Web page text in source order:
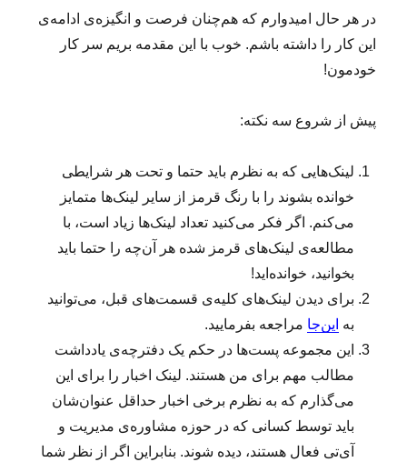
در هر حال امیدوارم که هم‌چنان فرصت و انگیزه‌ی ادامه‌ی
این کار را داشته باشم. خوب با این مقدمه بریم سر کار
خودمون!
پیش از شروع سه نکته:
لینک‌هایی که به نظرم باید حتما و تحت هر شرایطی
خوانده بشوند را با رنگ قرمز از سایر لینک‌ها متمایز
می‌کنم. اگر فکر می‌کنید تعداد لینک‌ها زیاد است، با
مطالعه‌ی لینک‌های قرمز شده هر آن‌چه را حتما باید
بخوانید، خوانده‌اید!
برای دیدن لینک‌های کلیه‌ی قسمت‌های قبل، می‌توانید
به این‌جا مراجعه بفرمایید.
این مجموعه پست‌ها در حکم یک دفترچه‌ی یادداشت
مطالب مهم برای من هستند. لینک اخبار را برای این
می‌گذارم که به نظرم برخی اخبار حداقل عنوان‌شان
باید توسط کسانی که در حوزه مشاور‌ه‌ی مدیریت و
آی‌تی فعال هستند، دیده شوند. بنابراین اگر از نظر شما